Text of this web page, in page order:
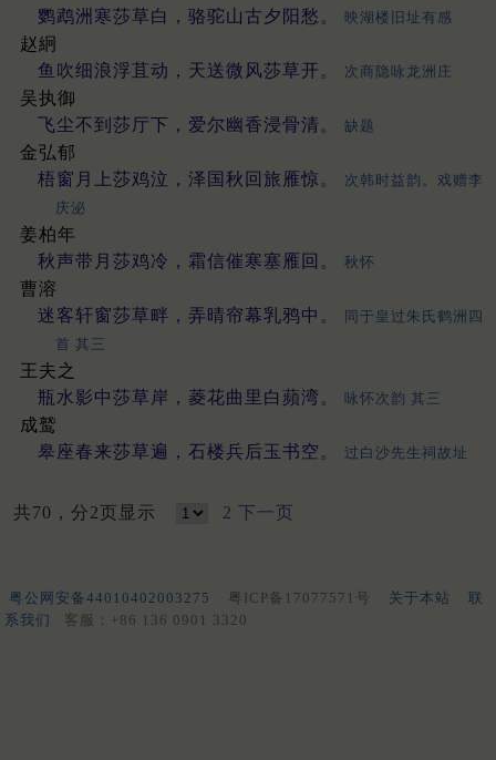
鹦鹉洲寒莎草白，骆驼山古夕阳愁。
映湖楼旧址有感
赵絅
鱼吹细浪浮苴动，天送微风莎草开。
次商隐咏龙洲庄
吴执御
飞尘不到莎厅下，爱尔幽香浸骨清。
缺题
金弘郁
梧窗月上莎鸡泣，泽国秋回旅雁惊。
次韩时益韵。戏赠李
庆泌
姜柏年
秋声带月莎鸡冷，霜信催寒塞雁回。
秋怀
曹溶
迷客轩窗莎草畔，弄晴帘幕乳鸦中。
同于皇过朱氏鹤洲四
首 其三
王夫之
瓶水影中莎草岸，菱花曲里白蘋湾。
咏怀次韵 其三
成鹫
皋座春来莎草遍，石楼兵后玉书空。
过白沙先生祠故址
共70，分2页显示 2 下一页
粤公网安备44010402003275 粤ICP备17077571号 关于本站
联
系我们
客服：+86 136 0901 3320